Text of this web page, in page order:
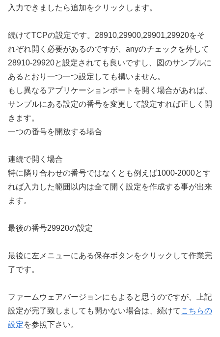
入力できましたら追加をクリックします。
続けてTCPの設定です。28910,29900,29901,29920をそ
れぞれ開く必要があるのですが、anyのチェックを外して
28910-29920と設定されても良いですし、図のサンプルに
あるとおり一つ一つ設定しても構いません。
もし異なるアプリケーションポートを開く場合があれば、
サンプルにある設定の番号を変更して設定すれば正しく開
きます。
一つの番号を開放する場合
連続で開く場合
特に隣り合わせの番号ではなくとも例えば1000-2000とす
れば入力した範囲以内は全て開く設定を作成する事が出来
ます。
最後の番号29920の設定
最後に左メニューにある保存ボタンをクリックして作業完
了です。
ファームウェアバージョンにもよると思うのですが、上記
設定が完了致しましても開かない場合は、続けて こちらの
設定を参照下さい。